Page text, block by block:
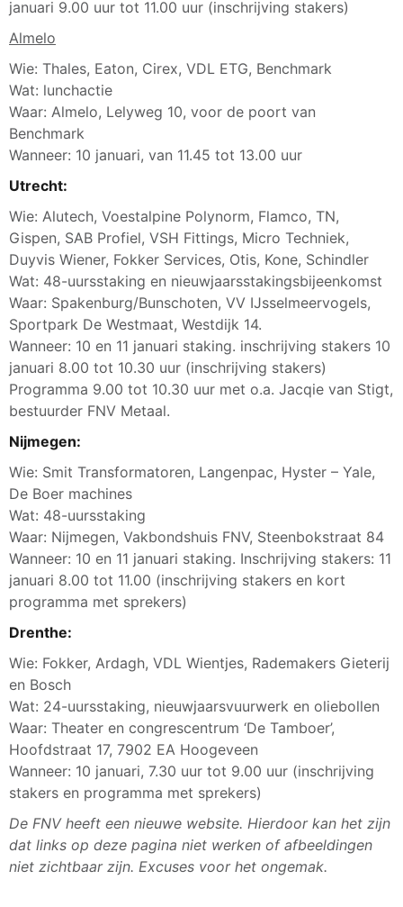
januari 9.00 uur tot 11.00 uur (inschrijving stakers)
Almelo
Wie: Thales, Eaton, Cirex, VDL ETG, Benchmark
Wat: lunchactie
Waar: Almelo, Lelyweg 10, voor de poort van
Benchmark
Wanneer: 10 januari, van 11.45 tot 13.00 uur
Utrecht:
Wie: Alutech, Voestalpine Polynorm, Flamco, TN,
Gispen, SAB Profiel, VSH Fittings, Micro Techniek,
Duyvis Wiener, Fokker Services, Otis, Kone, Schindler
Wat: 48-uursstaking en nieuwjaarsstakingsbijeenkomst
Waar: Spakenburg/Bunschoten, VV IJsselmeervogels,
Sportpark De Westmaat, Westdijk 14.
Wanneer: 10 en 11 januari staking. inschrijving stakers 10
januari 8.00 tot 10.30 uur (inschrijving stakers)
Programma 9.00 tot 10.30 uur met o.a. Jacqie van Stigt,
bestuurder FNV Metaal.
Nijmegen:
Wie: Smit Transformatoren, Langenpac, Hyster – Yale,
De Boer machines
Wat: 48-uursstaking
Waar: Nijmegen, Vakbondshuis FNV, Steenbokstraat 84
Wanneer: 10 en 11 januari staking. Inschrijving stakers: 11
januari 8.00 tot 11.00 (inschrijving stakers en kort
programma met sprekers)
Drenthe:
Wie: Fokker, Ardagh, VDL Wientjes, Rademakers Gieterij
en Bosch
Wat: 24-uursstaking, nieuwjaarsvuurwerk en oliebollen
Waar: Theater en congrescentrum ‘De Tamboer’,
Hoofdstraat 17, 7902 EA Hoogeveen
Wanneer: 10 januari, 7.30 uur tot 9.00 uur (inschrijving
stakers en programma met sprekers)
De FNV heeft een nieuwe website. Hierdoor kan het zijn
dat links op deze pagina niet werken of afbeeldingen
niet zichtbaar zijn. Excuses voor het ongemak.